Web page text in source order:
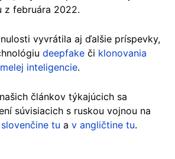
z februára 2022.
vyvrátila aj ďalšie príspevky,
deepfake či klonovania
inteligencie.
článkov týkajúcich sa
súvisiacich s ruskou vojnou na
tu a v angličtine tu.